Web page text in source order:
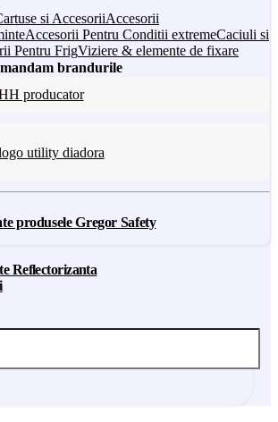
si AccesoriiAccesorii
Accesorii Pentru Conditii extremeCaciuli si
Pentru FrigViziere & elemente de fixare
brandurile
produsele Gregor Safety
Reflectorizanta